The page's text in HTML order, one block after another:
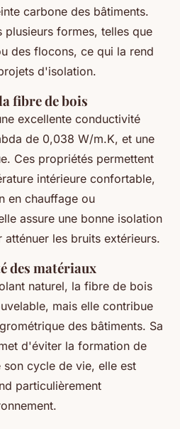
carbone des bâtiments.
plusieurs formes, telles que
des flocons, ce qui la rend
d'isolation.
fibre de bois
excellente conductivité
de 0,038 W/m.K, et une
Ces propriétés permettent
intérieure confortable,
en chauffage ou
assure une bonne isolation
les bruits extérieurs.
des matériaux
naturel, la fibre de bois
mais elle contribue
des bâtiments. Sa
d'éviter la formation de
cycle de vie, elle est
particulièrement